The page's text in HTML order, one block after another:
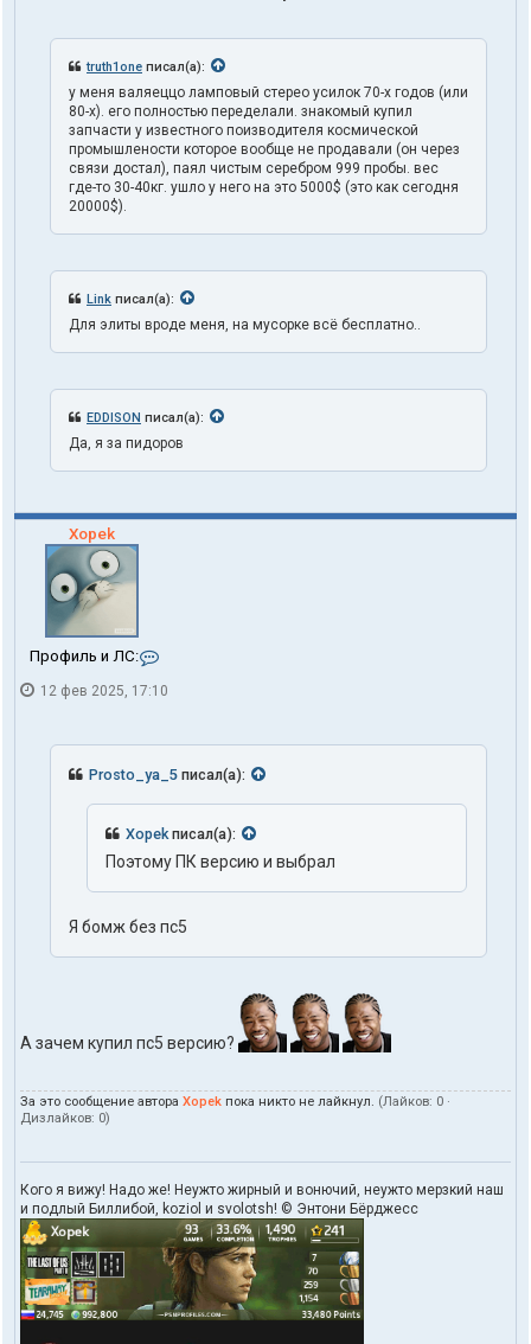
truth1one писал(а):
у меня валяеццо ламповый стерео усилок 70-х годов (или
80-х). его полностью переделали. знакомый купил
запчасти у известного поизводителя космической
промышлености которое вообще не продавали (он через
связи достал), паял чистым серебром 999 пробы. вес
где-то 30-40кг. ушло у него на это 5000$ (это как сегодня
20000$).
Link писал(а):
Для элиты вроде меня, на мусорке всё бесплатно..
EDDISON писал(а):
Да, я за пидоров
Xopek
Профиль и ЛС:
н
к
т
ы
п
о
л
ь
в
т
X
o
e
k
12 фев 2025, 17:10
Prosto_ya_5 писал(а):
Xopek писал(а):
Поэтому ПК версию и выбрал
Я бомж без пс5
А зачем купил пс5 версию?
За это сообщение автора Xopek пока никто не лайкнул. (Лайков: 0 ·
Дизлайков: 0)
Кого я вижу! Надо же! Неужто жирный и вонючий, неужто мерзкий наш
и подлый Биллибой, koziol и svolotsh! © Энтони Бёрджесс